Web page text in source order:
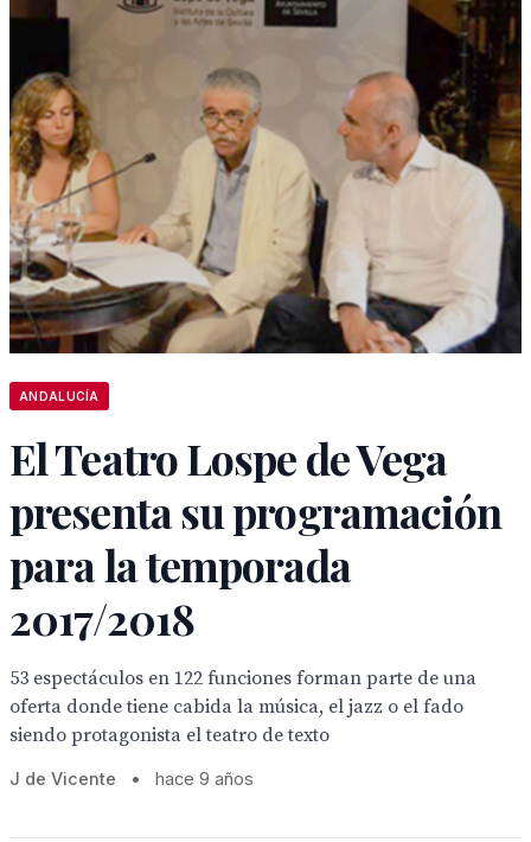
ANDALUCÍA
El Teatro Lospe de Vega
presenta su programación
para la temporada
2017/2018
53 espectáculos en 122 funciones forman parte de una
oferta donde tiene cabida la música, el jazz o el fado
siendo protagonista el teatro de texto
J de Vicente • hace 9 años